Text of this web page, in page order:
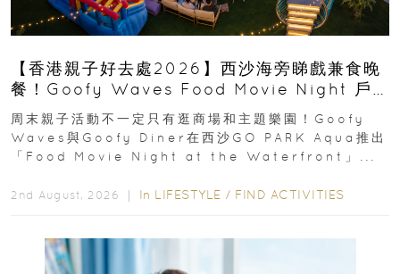
【香港親子好去處2026】西沙海旁睇戲兼食晚
餐！Goofy Waves Food Movie Night 戶
外影院逢週末登場
周末親子活動不一定只有逛商場和主題樂園！Goofy
Waves與Goofy Diner在西沙GO PARK Aqua推出
「Food Movie Night at the Waterfront」...
2nd August, 2026 ｜ In LIFESTYLE / FIND ACTIVITIES